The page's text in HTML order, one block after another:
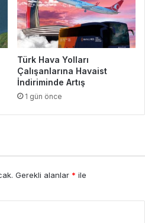
Türk Hava Yolları
Çalışanlarına Havaist
İndiriminde Artış
1 gün önce
Gerekli alanlar * ile